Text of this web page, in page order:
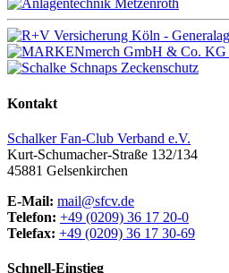
Kontakt
Schalker Fan-Club Verband e.V.
Kurt-Schumacher-Straße 132/134
45881 Gelsenkirchen
E-Mail: mail@sfcv.de
Telefon: +49 (0209) 36 17 20-0
Telefax: +49 (0209) 36 17 30-69
Schnell-Einstieg